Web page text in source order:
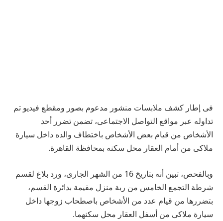
فى إطار كشف ملابسات منشور مدعوم بصور ومقطع فيديو تم
تداوله عبر مواقع التواصل الاجتماعى، تضمن تضرر أحد
الأشخاص من قيام بعض الأشخاص باختطاف والده داخل سيارة
ملاكى من أمام العقار محل سكنه بمحافظة القاهرة.
وبالفحص، تبين أنه بتاريخ 16 من الشهر الجارى، ورد بلاغ لقسم
شرطة التجمع الخامس من ربة منزل مقيمة بدائرة القسم،
بتضررها من قيام عدد من الأشخاص باصطحاب زوجها داخل
سيارة ملاكى من أسفل العقار محل سكنهما.